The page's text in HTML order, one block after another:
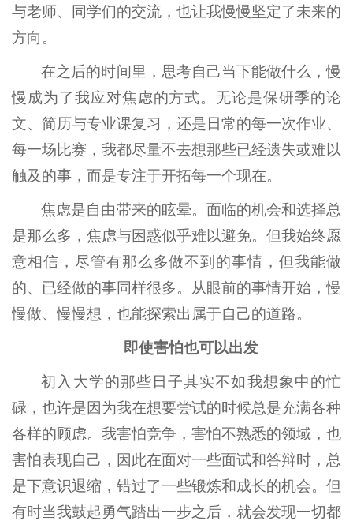
与老师、同学们的交流，也让我慢慢坚定了未来的
方向。
在之后的时间里，思考自己当下能做什么，慢
慢成为了我应对焦虑的方式。无论是保研季的论
文、简历与专业课复习，还是日常的每一次作业、
每一场比赛，我都尽量不去想那些已经遗失或难以
触及的事，而是专注于开拓每一个现在。
焦虑是自由带来的眩晕。面临的机会和选择总
是那么多，焦虑与困惑似乎难以避免。但我始终愿
意相信，尽管有那么多做不到的事情，但我能做
的、已经做的事同样很多。从眼前的事情开始，慢
慢做、慢慢想，也能探索出属于自己的道路。
即使害怕也可以出发
初入大学的那些日子其实不如我想象中的忙
碌，也许是因为我在想要尝试的时候总是充满各种
各样的顾虑。我害怕竞争，害怕不熟悉的领域，也
害怕表现自己，因此在面对一些面试和答辩时，总
是下意识退缩，错过了一些锻炼和成长的机会。但
有时当我鼓起勇气踏出一步之后，就会发现一切都